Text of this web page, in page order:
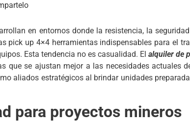
en entornos donde la resistencia, la
pick up 4×4 herramientas indispensables para el
Esta tendencia no es casualidad. Elalquiler de
que se ajustan mejor a las necesidades actuales
aliados estratégicos al brindar unidades
para proyectos mineros